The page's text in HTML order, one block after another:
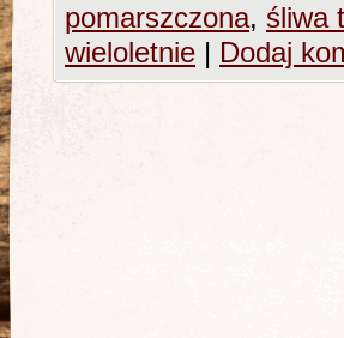
pomarszczona, śliwa
wieloletnie | Dodaj